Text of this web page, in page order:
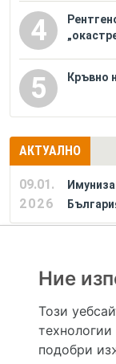
4
5 Кръвно
АКТУАЛНО
09.01.
2026
Hapche.bg НЕ е
консултации и
осигурява диагноза и
Ние
Този
технологии
подобри